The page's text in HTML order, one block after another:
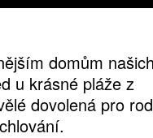
domům našich
u krásné pláže z
dovolená pro